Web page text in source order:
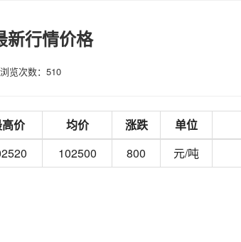
新行情价格
浏览次数：510
价 均价 涨跌 单位
102500 800 元/吨